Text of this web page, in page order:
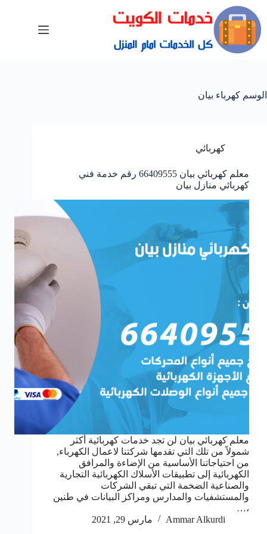
الوسم كهرباء بيان
كهربائي
معلم كهربائي بيان 66409555 رقم خدمة فني
كهربائي منازل بيان
معلم كهربائي بيان لن تجد خدمات كهربائية أكثر
شمولاً من تلك التي تقدمها شركتنا لاعمال الكهرباء,
من احتياجاتنا الأساسية من الإضاءة والمرافق
الكهربائية إلى تطبيقات الأسلاك الكهربائية التجارية
والصناعية الضخمة التي تبقي الشركات
والمستشفيات والمدارس ومراكز البيانات في طنين
،…
Ammar Alkurdi
مارس 29, 2021